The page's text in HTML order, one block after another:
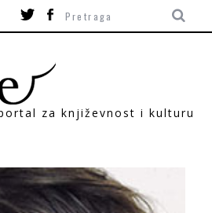
za književnost i kulturu